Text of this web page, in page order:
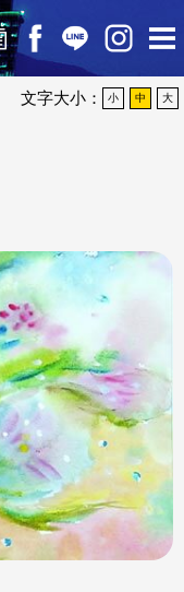
文字大小： 小 中 大